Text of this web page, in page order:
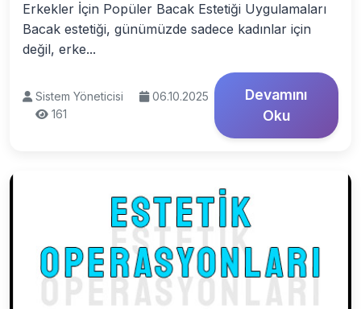
Erkekler İçin Popüler Bacak Estetiği Uygulamaları
Bacak estetiği, günümüzde sadece kadınlar için
değil, erke...
Sistem Yöneticisi
06.10.2025
161
Devamını
Oku